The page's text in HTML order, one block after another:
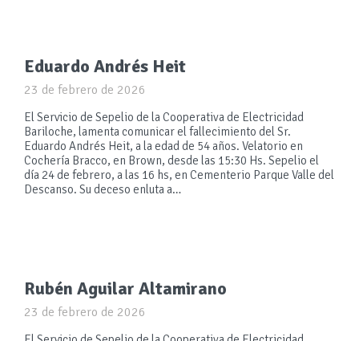
Eduardo Andrés Heit
23 de febrero de 2026
El Servicio de Sepelio de la Cooperativa de Electricidad
Bariloche, lamenta comunicar el fallecimiento del Sr.
Eduardo Andrés Heit, a la edad de 54 años. Velatorio en
Cochería Bracco, en Brown, desde las 15:30 Hs. Sepelio el
día 24 de febrero, a las 16 hs, en Cementerio Parque Valle del
Descanso. Su deceso enluta a…
Rubén Aguilar Altamirano
23 de febrero de 2026